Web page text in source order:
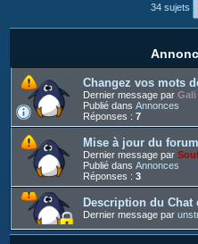
34 sujets
Changez vos mots
Dernier message par Gali
Publié dans Annonces
Réponses : 7
Mise à jour du forum
Dernier message par
Publié dans Annonces
Réponses : 3
Description du Chat
Dernier message par